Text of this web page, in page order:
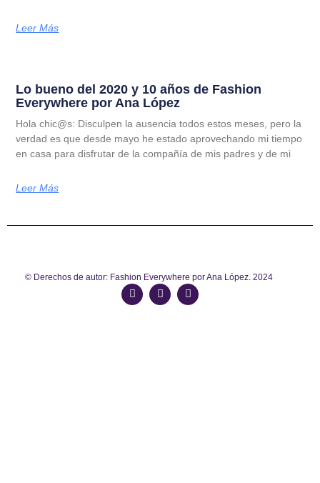
Leer Más
Lo bueno del 2020 y 10 años de Fashion
Everywhere por Ana López
Hola chic@s: Disculpen la ausencia todos estos meses, pero la
verdad es que desde mayo he estado aprovechando mi tiempo
en casa para disfrutar de la compañía de mis padres y de mi
Leer Más
© Derechos de autor: Fashion Everywhere por Ana López. 2024